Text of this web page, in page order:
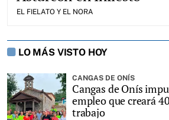
EL FIELATO Y EL NORA
LO MÁS VISTO HOY
CANGAS DE ONÍS
Cangas de Onís
empleo que creará
trabajo